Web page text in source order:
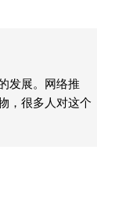
发展。网络推
，很多人对这个